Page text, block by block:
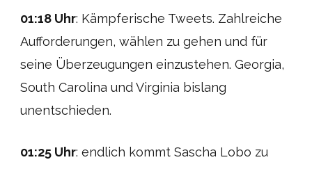
01:18 Uhr: Kämpferische Tweets. Zahlreiche
Aufforderungen, wählen zu gehen und für
seine Überzeugungen einzustehen. Georgia,
South Carolina und Virginia bislang
unentschieden.
01:25 Uhr: endlich kommt Sascha Lobo zu